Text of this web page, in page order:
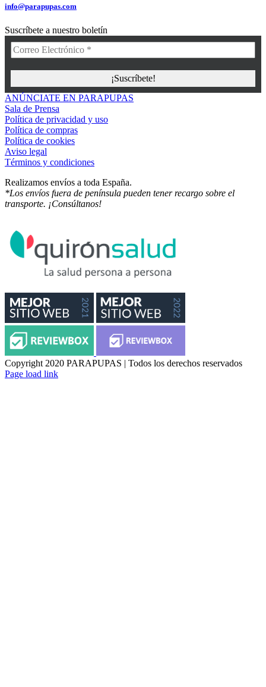
info@parapupas.com
Suscríbete a nuestro boletín
ANÚNCIATE EN PARAPUPAS
Sala de Prensa
Política de privacidad y uso
Política de compras
Política de cookies
Aviso legal
Términos y condiciones
Realizamos envíos a toda España.
*Los envíos fuera de península pueden tener recargo sobre el
transporte. ¡Consúltanos!
Copyright 2020 PARAPUPAS | Todos los derechos reservados
Facebook
Instagram
Page load link